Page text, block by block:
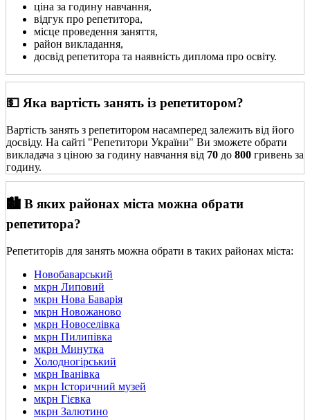
ціна за годину навчання,
відгук про репетитора,
місце проведення заняття,
район викладання,
досвід репетитора та наявність диплома про освіту.
💵 Яка вартість занять із репетитором?
Вартість занять з репетитором насамперед залежить від його
досвіду. На сайті "Репетитори України" Ви зможете обрати
викладача з ціною за годину навчання від 70 до 800 гривень за
годину.
🏙️ В яких районах міста можна обрати
репетитора?
Репетиторів для занять можна обрати в таких районах міста:
Новобаварський
мкрн Липовий
мкрн Нова Баварія
мкрн Новожаново
мкрн Новоселівка
мкрн Пилипівка
мкрн Минутка
Холодногірський
мкрн Іванівка
мкрн Історичний музей
мкрн Гієвка
мкрн Залютино